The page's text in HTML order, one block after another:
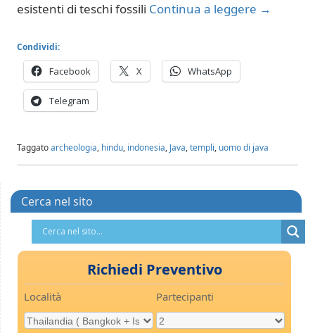
esistenti di teschi fossili Continua a leggere →
Condividi:
Facebook X WhatsApp
Telegram
Taggatoarcheologia, hindu, indonesia, Java,templi, uomo di java
Cerca nel sito
Richiedi Preventivo
Località Partecipanti